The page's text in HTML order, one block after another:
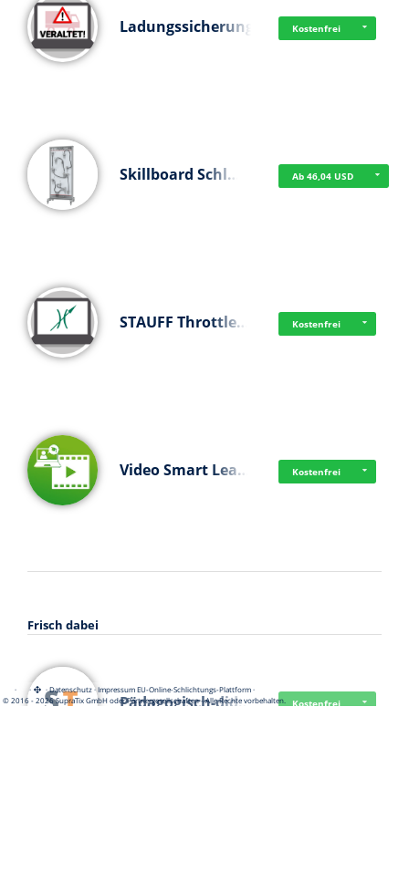
Ladungssicherung Kostenfrei
Skillboard Schl… Ab 46,04 USD
STAUFF Throttle… Kostenfrei
Video Smart Lea… Kostenfrei
Frisch dabei
Pädagogisch-did… Kostenfrei
· · ·Datenschutz·Impressum EU-Online-Schlichtungs-Plattform·
© 2016 - 2026 SupraTix GmbH oder Partnergesellschaften - Alle Rechte vorbehalten.